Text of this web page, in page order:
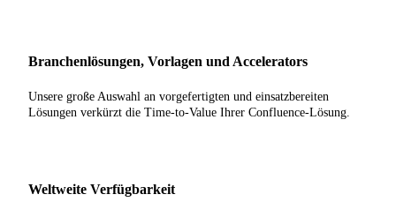
Branchenlösungen, Vorlagen und Accelerators
Unsere große Auswahl an vorgefertigten und einsatzbereiten
Lösungen verkürzt die Time-to-Value Ihrer Confluence-Lösung.
Weltweite Verfügbarkeit